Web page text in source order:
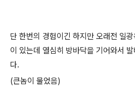
단 한번의 경험이긴 하지만 오래전 일
이 있는데 열심히 방바닥을 기어와서
다.
(큰놈이 물었음)